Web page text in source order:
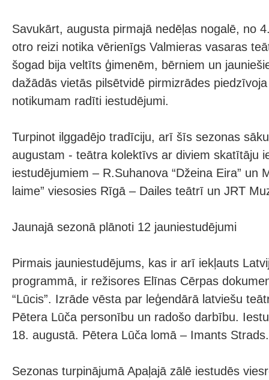
Savukārt, augusta pirmajā nedēļas nogalē, no
otro reizi notika vērienīgs Valmieras vasaras
šogad bija veltīts ģimenēm, bērniem un
dažādās vietās pilsētvidē pirmizrādes
notikumam radīti iestudējumi.
Turpinot ilggadējo tradīciju, arī šīs sezonas
augustam - teātra kolektīvs ar diviem skatītāju
iestudējumiem – R.Suhanova “Džeina Eira” un
laime” viesosies Rīgā – Dailes teātrī un JRT
Jaunajā sezonā plānoti 12 jauniestudējumi
Pirmais jauniestudējums, kas ir arī iekļauts
programmā, ir režisores Elīnas Cērpas
“Lūcis”. Izrāde vēsta par leģendārā latviešu
Pētera Lūča personību un radošo darbību.
18. augustā. Pētera Lūča lomā – Imants Strads.
Sezonas turpinājumā Apaļajā zālē iestudēs